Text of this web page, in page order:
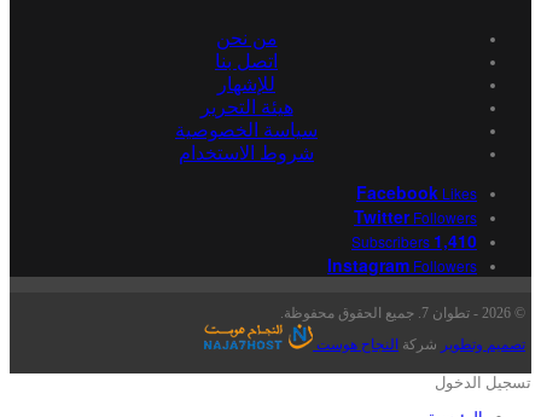
من نحن
اتصل بنا
للإشهار
هيئة التحرير
سياسة الخصوصية
شروط الاستخدام
Facebook Likes
Twitter Followers
1,410
Subscribers
Instagram Followers
© 2026 - تطوان 7. جميع الحقوق محفوظة.
تصميم وتطوير شركة النجاح هوست
تسجيل الدخول